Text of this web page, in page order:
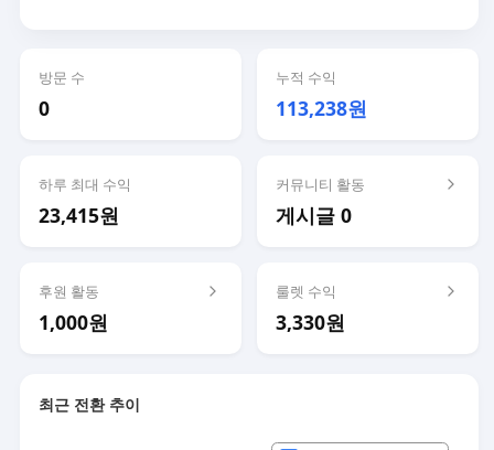
방문 수
0
누적 수익
113,238원
하루 최대 수익
23,415원
커뮤니티 활동
게시글 0
후원 활동
1,000원
룰렛 수익
3,330원
최근 전환 추이